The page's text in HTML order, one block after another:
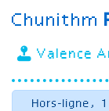
Chunithm
Valence
Hors-ligne,